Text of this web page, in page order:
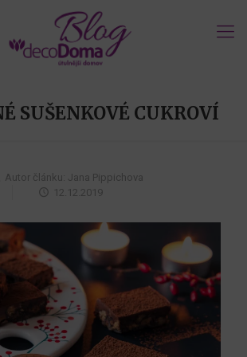
SUŠENKOVÉ CUKROVÍ
Autor článku: Jana Pippichova
12.12.2019